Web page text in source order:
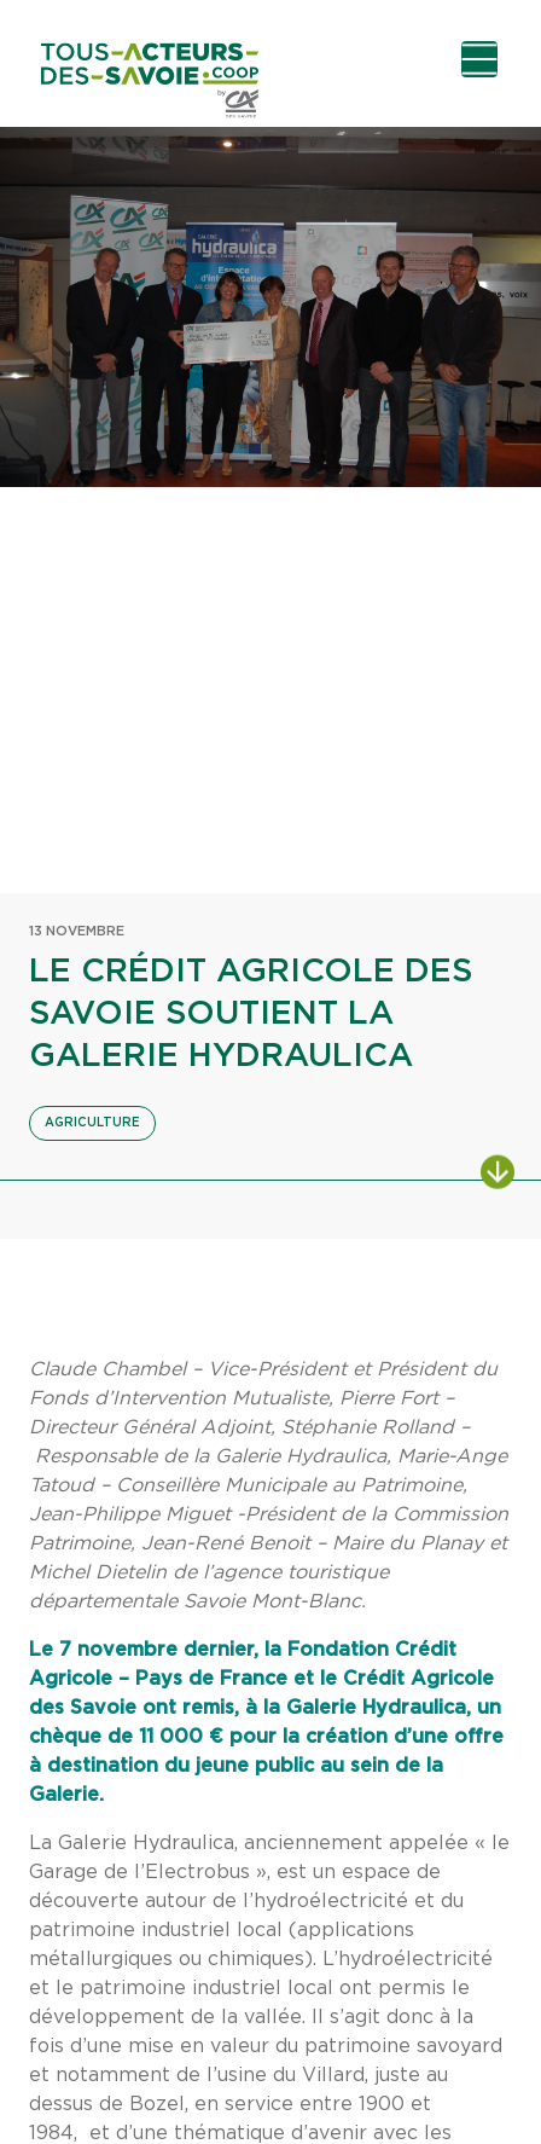
contenu
principal
13 NOVEMBRE
LE CRÉDIT AGRICOLE DES
SAVOIE SOUTIENT LA
GALERIE HYDRAULICA
AGRICULTURE
Claude Chambel – Vice-Président et Président du
Fonds d’Intervention Mutualiste, Pierre Fort –
Directeur Général Adjoint, Stéphanie Rolland –
Responsable de la Galerie Hydraulica, Marie-Ange
Tatoud – Conseillère Municipale au Patrimoine,
Jean-Philippe Miguet -Président de la Commission
Patrimoine, Jean-René Benoit – Maire du Planay et
Michel Dietelin de l’agence touristique
départementale Savoie Mont-Blanc.
Le 7 novembre dernier, la Fondation Crédit
Agricole – Pays de France et le Crédit Agricole
des Savoie ont remis, à la Galerie Hydraulica, un
chèque de 11 000 € pour la création d’une offre
à destination du jeune public au sein de la
Galerie.
La Galerie Hydraulica, anciennement appelée « le
Garage de l’Electrobus », est un espace de
découverte autour de l’hydroélectricité et du
patrimoine industriel local (applications
métallurgiques ou chimiques). L’hydroélectricité
et le patrimoine industriel local ont permis le
développement de la vallée. Il s’agit donc à la
fois d’une mise en valeur du patrimoine savoyard
et notamment de l’usine du Villard, juste au
dessus de Bozel, en service entre 1900 et
1984, et d’une thématique d’avenir avec les